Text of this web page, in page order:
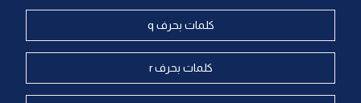
كلمات بحرف q
كلمات بحرف r